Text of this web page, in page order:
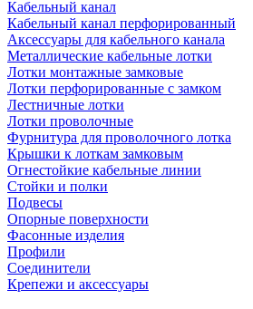
Кабельный канал
Кабельный канал перфорированный
Аксессуары для кабельного канала
Металлические кабельные лотки
Лотки монтажные замковые
Лотки перфорированные с замком
Лестничные лотки
Лотки проволочные
Фурнитура для проволочного лотка
Крышки к лоткам замковым
Огнестойкие кабельные линии
Стойки и полки
Подвесы
Опорные поверхности
Фасонные изделия
Профили
Соединители
Крепежи и аксессуары